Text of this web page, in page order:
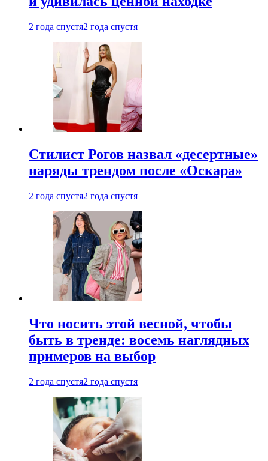
2 года спустя2 года спустя
Стилист Рогов назвал «десертные»
наряды трендом после «Оскара»
2 года спустя2 года спустя
Что носить этой весной, чтобы
быть в тренде: восемь наглядных
примеров на выбор
2 года спустя2 года спустя